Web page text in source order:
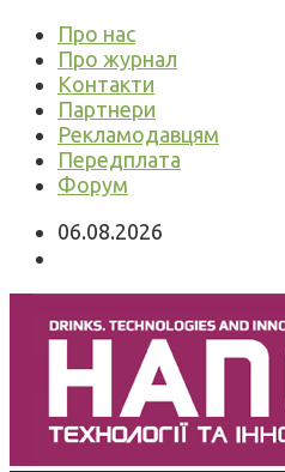
Про нас
Про журнал
Контакти
Партнери
Рекламодавцям
Передплата
Форум
06.08.2026